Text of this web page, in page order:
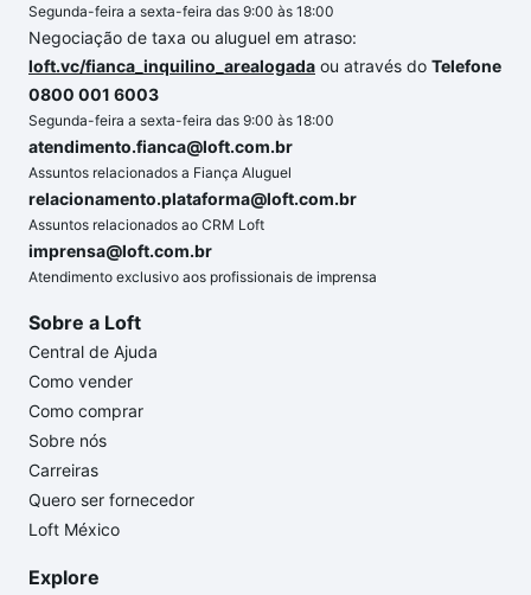
Segunda-feira a sexta-feira das 9:00 às 18:00
Negociação de taxa ou aluguel em atraso:
loft.vc/fianca_inquilino_arealogada ou através do Telefone
0800 001 6003
Segunda-feira a sexta-feira das 9:00 às 18:00
atendimento.fianca@loft.com.br
Assuntos relacionados a Fiança Aluguel
relacionamento.plataforma@loft.com.br
Assuntos relacionados ao CRM Loft
imprensa@loft.com.br
Atendimento exclusivo aos profissionais de imprensa
Sobre a Loft
Central de Ajuda
Como vender
Como comprar
Sobre nós
Carreiras
Quero ser fornecedor
Loft México
Explore